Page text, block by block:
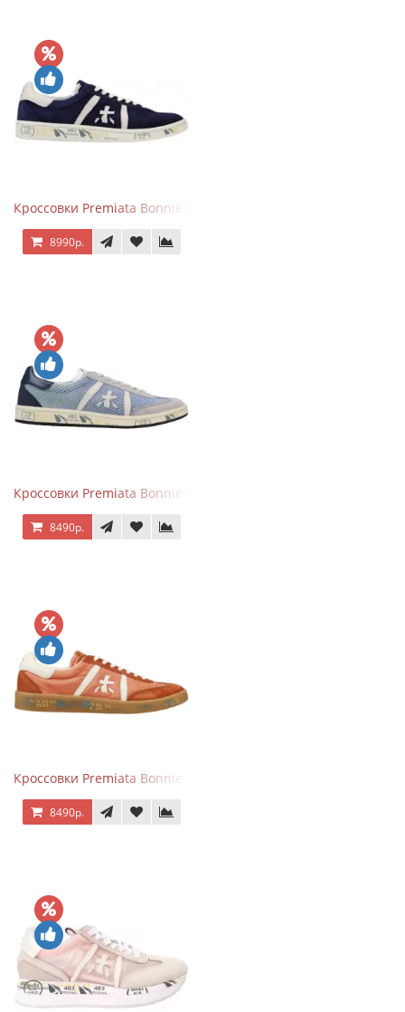
Кроссовки Premiata Bonnie Blue
8990р.
Кроссовки Premiata Bonnie серо-голубые
8490р.
Кроссовки Premiata Bonnie Brick Orange
8490р.